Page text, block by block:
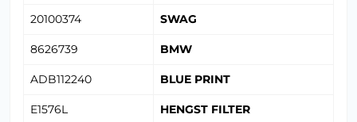
20100374 SWAG
8626739 BMW
ADB112240 BLUE PRINT
E1576L HENGST FILTER